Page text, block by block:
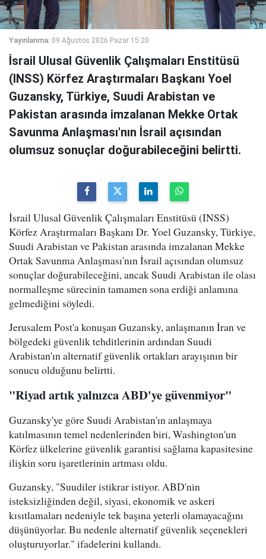
Yayınlanma: 09 Ağustos 2026 Pazar 15:20
İsrail Ulusal Güvenlik Çalışmaları Enstitüsü
(INSS) Körfez Araştırmaları Başkanı Yoel
Guzansky, Türkiye, Suudi Arabistan ve
Pakistan arasında imzalanan Mekke Ortak
Savunma Anlaşması'nın İsrail açısından
olumsuz sonuçlar doğurabileceğini belirtti.
İsrail Ulusal Güvenlik Çalışmaları Enstitüsü (INSS)
Körfez Araştırmaları Başkanı Dr. Yoel Guzansky, Türkiye,
Suudi Arabistan ve Pakistan arasında imzalanan Mekke
Ortak Savunma Anlaşması'nın İsrail açısından olumsuz
sonuçlar doğurabileceğini, ancak Suudi Arabistan ile olası
normalleşme sürecinin tamamen sona erdiği anlamına
gelmediğini söyledi.
Jerusalem Post'a konuşan Guzansky, anlaşmanın İran ve
bölgedeki güvenlik tehditlerinin ardından Suudi
Arabistan'ın alternatif güvenlik ortakları arayışının bir
sonucu olduğunu belirtti.
"Riyad artık yalnızca ABD'ye güvenmiyor"
Guzansky'ye göre Suudi Arabistan'ın anlaşmaya
katılmasının temel nedenlerinden biri, Washington'un
Körfez ülkelerine güvenlik garantisi sağlama kapasitesine
ilişkin soru işaretlerinin artması oldu.
Guzansky, "Suudiler istikrar istiyor. ABD'nin
isteksizliğinden değil, siyasi, ekonomik ve askeri
kısıtlamaları nedeniyle tek başına yeterli olamayacağını
düşünüyorlar. Bu nedenle alternatif güvenlik seçenekleri
oluşturuyorlar." ifadelerini kullandı.